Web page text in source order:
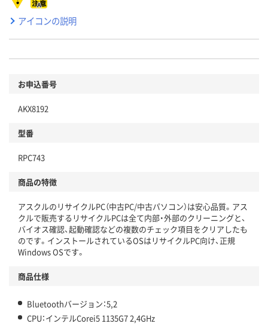
アイコンの説明
お申込番号
AKX8192
型番
RPC743
商品の特徴
アスクルのリサイクルPC（中古PC/中古パソコン）は安心品質。アス
クルで販売するリサイクルPCは全て内部・外部のクリーニングと、
バイオス確認、起動確認などの複数のチェック項目をクリアしたも
のです。インストールされているOSはリサイクルPC向け、正規
Windows OSです。
商品仕様
Bluetoothバージョン：5,2
CPU：インテルCorei5 1135G7 2,4GHz